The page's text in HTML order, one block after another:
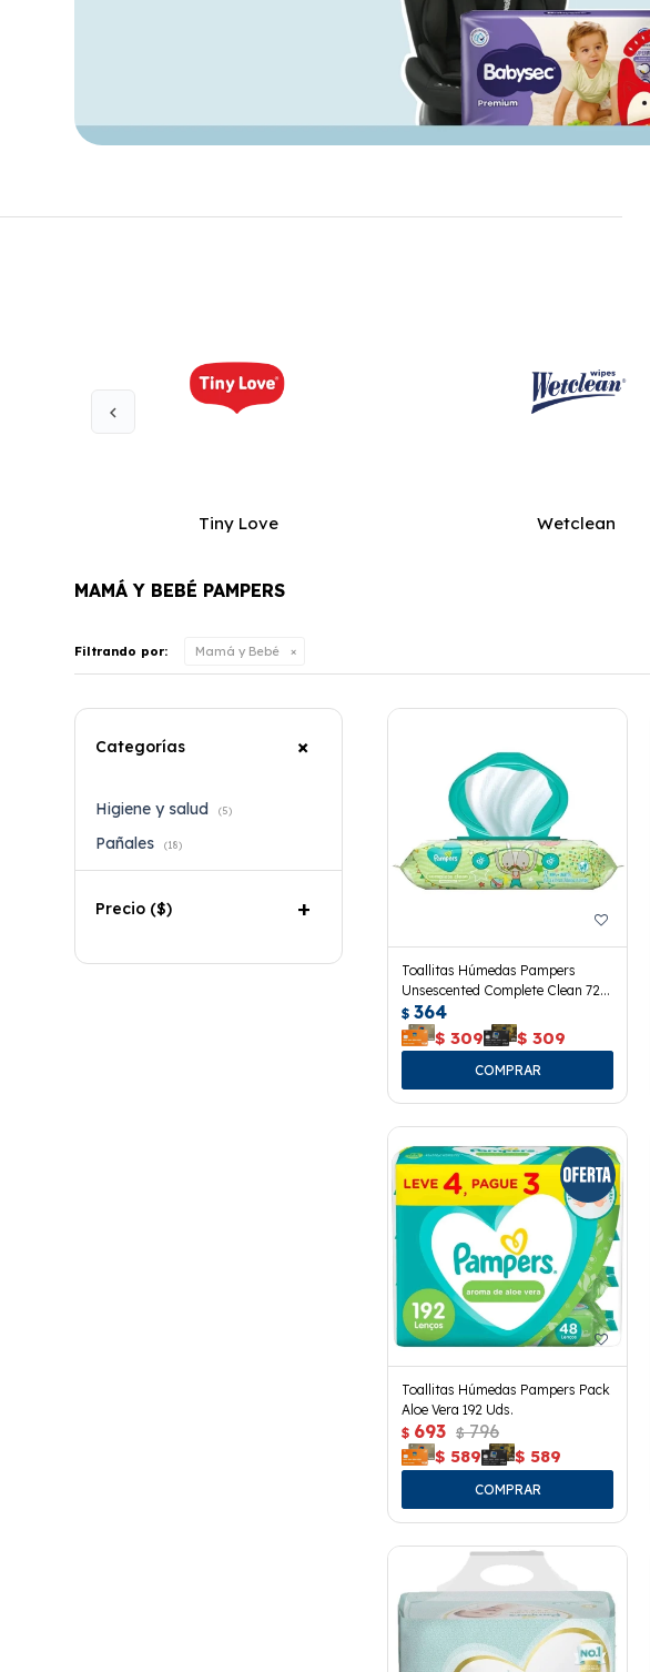
Tiny Love Wetclean
MAMÁ Y BEBÉ PAMPERS
Filtrando por: Mamá y Bebé
Toallitas Húmedas Pampers
Unsescented Complete Clean 72
Uds.
$ 364
$ 309 $ 309
Toallitas Húmedas Pampers Pack
Aloe Vera 192 Uds.
$ 693 $ 796
$ 589 $ 589
Categorías
Higiene y salud (5)
Pañales (18)
Precio ($)